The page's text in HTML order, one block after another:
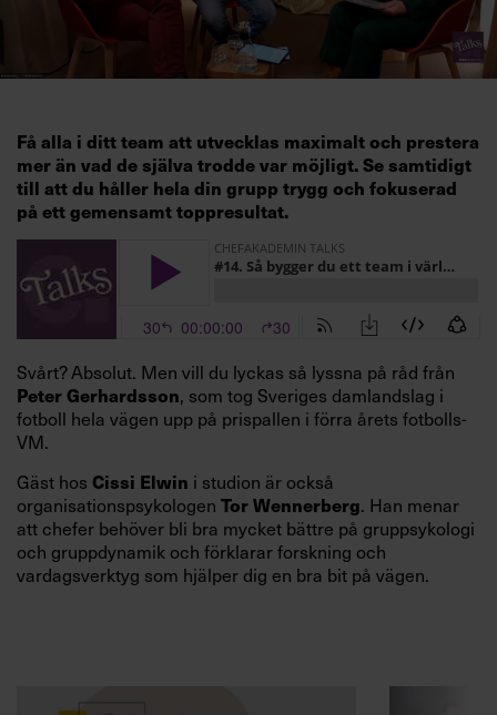
Få alla i ditt team att utvecklas maximalt och prestera
mer än vad de själva trodde var möjligt. Se samtidigt
till att du håller hela din grupp trygg och fokuserad
på ett gemensamt toppresultat.
Svårt? Absolut. Men vill du lyckas så lyssna på råd från
Peter Gerhardsson, som tog Sveriges damlandslag i
fotboll hela vägen upp på prispallen i förra årets fotbolls-
VM.
Gäst hos Cissi Elwin i studion är också
organisationspsykologen Tor Wennerberg. Han menar
att chefer behöver bli bra mycket bättre på gruppsykologi
och gruppdynamik och förklarar forskning och
vardagsverktyg som hjälper dig en bra bit på vägen.